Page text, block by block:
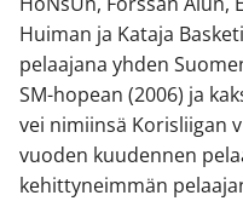
Huiman ja Kataja
pelaajana yhden
SM-hopean (2006) ja
vei nimiinsä Korisliigan
vuoden kuudennen
kehittyneimmän